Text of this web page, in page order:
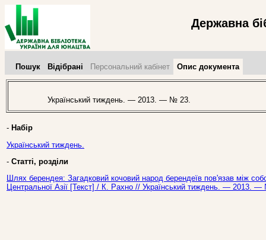
Державна
Пошук Відібрані Персональний кабінет Опис документа
Український тиждень. — 2013. — № 23.
- Набір
Український тиждень.
- Статті, розділи
Шлях берендея: Загадковий кочовий народ берендеїв пов'язав між
Центральної Азії [Текст] / К. Рахно // Український тиждень. — 2013.